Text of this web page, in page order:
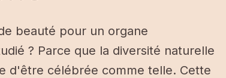
beauté pour un organe
? Parce que la diversité naturelle
d'être célébrée comme telle. Cette